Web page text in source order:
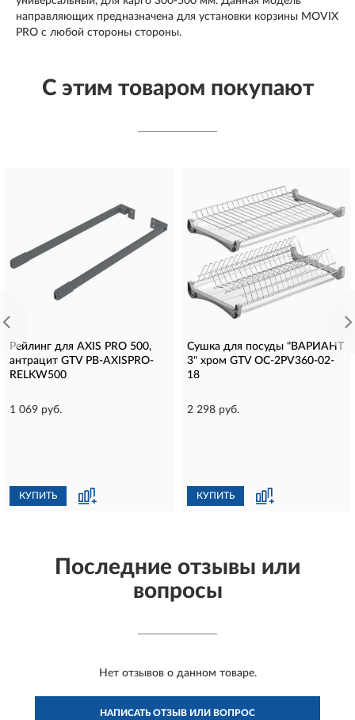
направляющих предназначена для установки корзины MOVIX
PRO с любой стороны стороны.
С этим товаром покупают
Рейлинг для AXIS PRO 500,
антрацит GTV PB-AXISPRO-
RELKW500
1 069 руб.
КУПИТЬ
Сушка для посуды "ВАРИАНТ
3" хром GTV OC-2PV360-02-
18
2 298 руб.
КУПИТЬ
Последние отзывы или
вопросы
Нет отзывов о данном товаре.
НАПИСАТЬ ОТЗЫВ ИЛИ ВОПРОС